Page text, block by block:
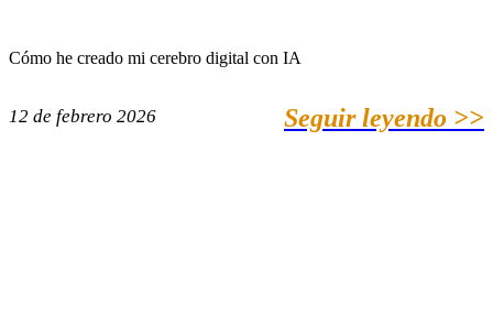
Cómo he creado mi cerebro digital con IA
12 de febrero 2026 Seguir leyendo >>